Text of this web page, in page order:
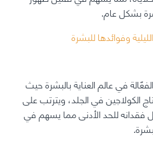
بشكل عام.
وفوائدها للبشرة
في عالم العناية بالبشرة حيث
الكولاجين في الجلد، ويترتب على
فقدانه للحد الأدنى مما يسهم في